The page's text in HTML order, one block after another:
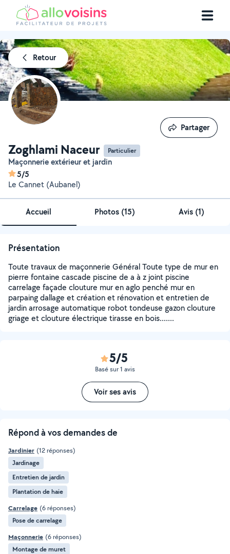
Retour
Zoghlami Naceur Particulier
Maçonnerie extérieur et jardin
5/5
Le Cannet (Aubanel)
Partager
Partager
Accueil Photos (15) Avis (1)
Présentation
Toute travaux de maçonnerie Général Toute type de mur en
pierre fontaine cascade piscine de a à z joint piscine
carrelage façade clouture mur en aglo penché mur en
parpaing dallage et création et rénovation et entretien de
jardin arrosage automatique robot tondeuse gazon clouture
griage et clouture électrique tirasse en bois.......
5/5
Basé sur 1 avis
Voir ses avis
Répond à vos demandes de
Jardinier (12 réponses)
Jardinage
Entretien de jardin
Plantation de haie
Carrelage (6 réponses)
Pose de carrelage
Maçonnerie (6 réponses)
Montage de muret